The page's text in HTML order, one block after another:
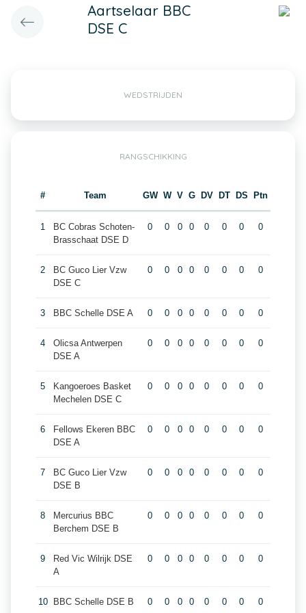
Aartselaar BBC
DSE C
WEDSTRIJDEN
RANGSCHIKKING
# Team GW W V G DV DT DS Ptn
1
BC Cobras Schoten-
Brasschaat DSE D
0 0 0 0 0 0 0 0
2
BC Guco Lier Vzw
DSE C
0 0 0 0 0 0 0 0
3 BBC Schelle DSE A 0 0 0 0 0 0 0 0
4
Olicsa Antwerpen
DSE A
0 0 0 0 0 0 0 0
5
Kangoeroes Basket
Mechelen DSE C
0 0 0 0 0 0 0 0
6
Fellows Ekeren BBC
DSE A
0 0 0 0 0 0 0 0
7
BC Guco Lier Vzw
DSE B
0 0 0 0 0 0 0 0
8
Mercurius BBC
Berchem DSE B
0 0 0 0 0 0 0 0
9
Red Vic Wilrijk DSE
A
0 0 0 0 0 0 0 0
10 BBC Schelle DSE B 0 0 0 0 0 0 0 0